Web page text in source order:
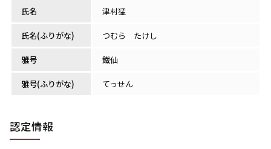
氏名 津村猛
氏名(ふりがな) つむら たけし
雅号 鐵仙
雅号(ふりがな) てっせん
認定情報